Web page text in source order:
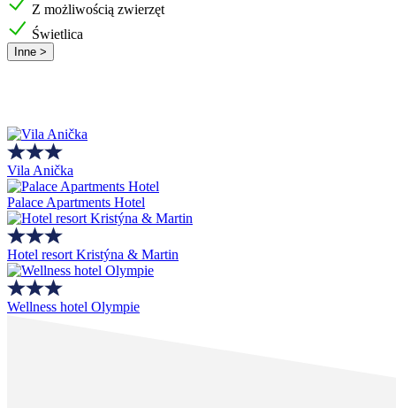
Z możliwością zwierzęt
Świetlica
Inne >
Vila Anička
Palace Apartments Hotel
Hotel resort Kristýna & Martin
Wellness hotel Olympie